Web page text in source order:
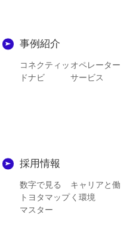
事例紹介
コネクティッ
ドナビ
オペレーター
サービス
採用情報
数字で見る
トヨタマップ
マスター
キャリアと働
く環境